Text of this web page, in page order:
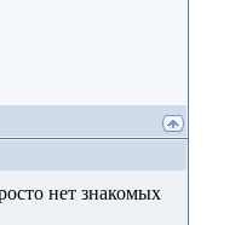
нет знакомых